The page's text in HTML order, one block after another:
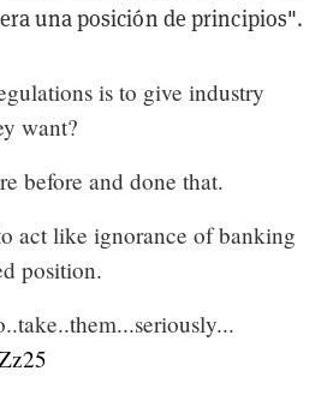
una posición de principios".
is to give industry
want?
before and done that.
act like ignorance of banking
position.